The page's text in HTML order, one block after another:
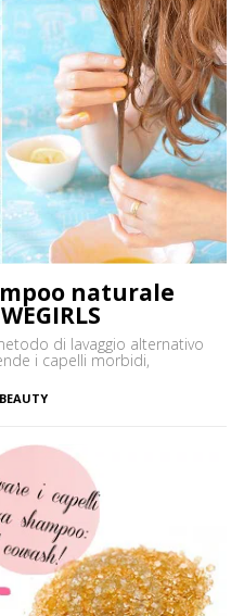
naturale
di lavaggio alternativo
i capelli morbidi,